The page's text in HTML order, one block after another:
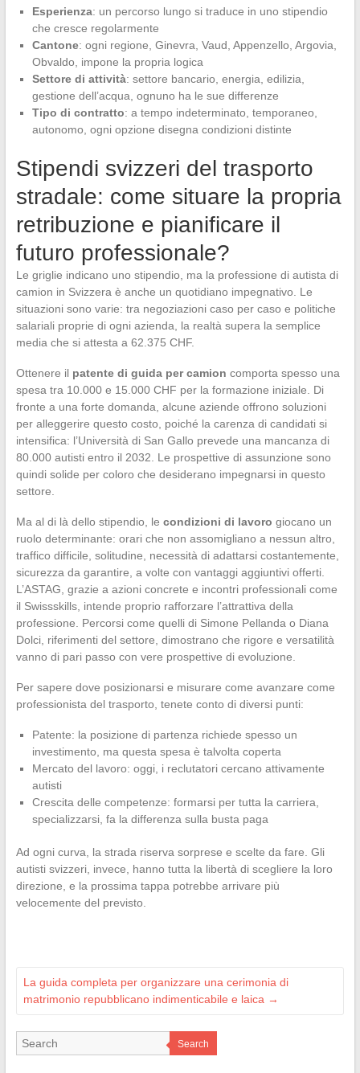
Esperienza: un percorso lungo si traduce in uno stipendio
che cresce regolarmente
Cantone: ogni regione, Ginevra, Vaud, Appenzello, Argovia,
Obvaldo, impone la propria logica
Settore di attività: settore bancario, energia, edilizia,
gestione dell’acqua, ognuno ha le sue differenze
Tipo di contratto: a tempo indeterminato, temporaneo,
autonomo, ogni opzione disegna condizioni distinte
Stipendi svizzeri del trasporto
stradale: come situare la propria
retribuzione e pianificare il
futuro professionale?
Le griglie indicano uno stipendio, ma la professione di autista di
camion in Svizzera è anche un quotidiano impegnativo. Le
situazioni sono varie: tra negoziazioni caso per caso e politiche
salariali proprie di ogni azienda, la realtà supera la semplice
media che si attesta a 62.375 CHF.
Ottenere il patente di guida per camion comporta spesso una
spesa tra 10.000 e 15.000 CHF per la formazione iniziale. Di
fronte a una forte domanda, alcune aziende offrono soluzioni
per alleggerire questo costo, poiché la carenza di candidati si
intensifica: l’Università di San Gallo prevede una mancanza di
80.000 autisti entro il 2032. Le prospettive di assunzione sono
quindi solide per coloro che desiderano impegnarsi in questo
settore.
Ma al di là dello stipendio, le condizioni di lavoro giocano un
ruolo determinante: orari che non assomigliano a nessun altro,
traffico difficile, solitudine, necessità di adattarsi costantemente,
sicurezza da garantire, a volte con vantaggi aggiuntivi offerti.
L’ASTAG, grazie a azioni concrete e incontri professionali come
il Swissskills, intende proprio rafforzare l’attrattiva della
professione. Percorsi come quelli di Simone Pellanda o Diana
Dolci, riferimenti del settore, dimostrano che rigore e versatilità
vanno di pari passo con vere prospettive di evoluzione.
Per sapere dove posizionarsi e misurare come avanzare come
professionista del trasporto, tenete conto di diversi punti:
Patente: la posizione di partenza richiede spesso un
investimento, ma questa spesa è talvolta coperta
Mercato del lavoro: oggi, i reclutatori cercano attivamente
autisti
Crescita delle competenze: formarsi per tutta la carriera,
specializzarsi, fa la differenza sulla busta paga
Ad ogni curva, la strada riserva sorprese e scelte da fare. Gli
autisti svizzeri, invece, hanno tutta la libertà di scegliere la loro
direzione, e la prossima tappa potrebbe arrivare più
velocemente del previsto.
La guida completa per organizzare una cerimonia di
matrimonio repubblicano indimenticabile e laica →
Search